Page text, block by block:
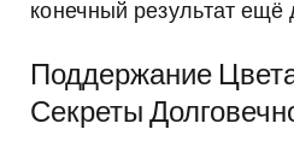
конечный результат
Поддержание
Секреты